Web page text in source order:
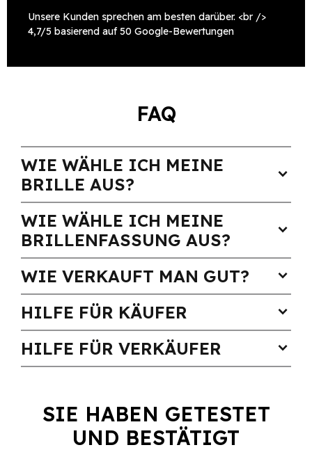
Unsere Kunden sprechen am besten darüber. <br />
4,7/5 basierend auf 50 Google-Bewertungen
FAQ
WIE WÄHLE ICH MEINE
BRILLE AUS?
expand_more
WIE WÄHLE ICH MEINE
BRILLENFASSUNG AUS?
expand_more
WIE VERKAUFT MAN GUT? expand_more
HILFE FÜR KÄUFER expand_more
HILFE FÜR VERKÄUFER expand_more
SIE HABEN GETESTET
UND BESTÄTIGT